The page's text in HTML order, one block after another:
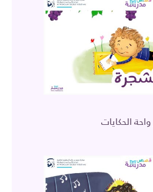
واحة الحكايات